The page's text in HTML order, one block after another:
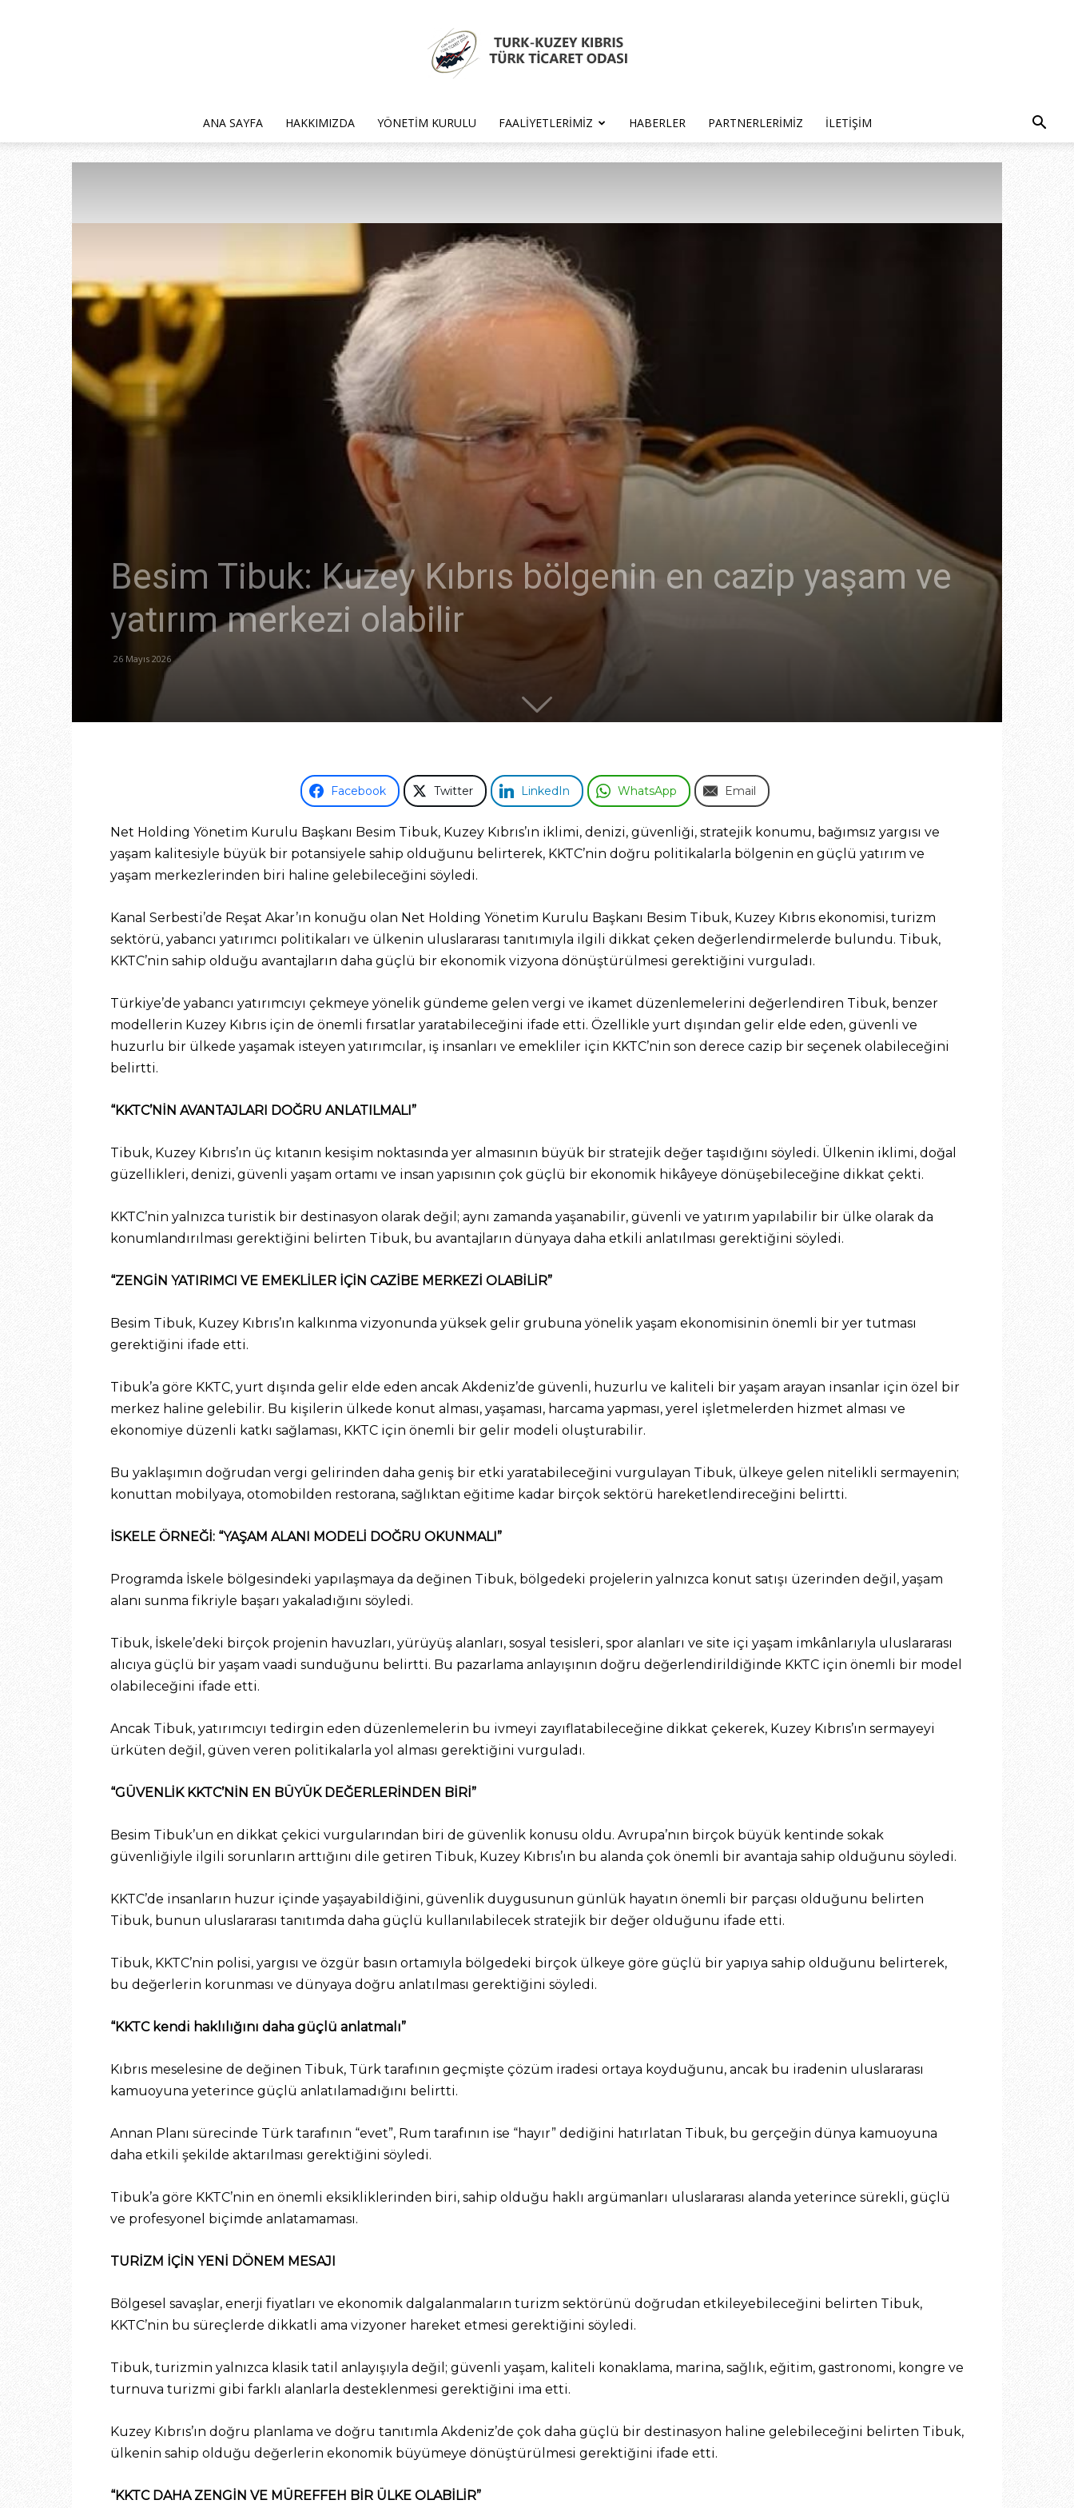
Kıbrıs
Ticaret
Odası
ANA SAYFA HAKKIMIZDA YÖNETIM KURULU FAALIYETLERIMIZ HABERLER PARTNERLERIMIZ İLETIŞIM
Besim Tibuk: Kuzey Kıbrıs bölgenin en cazip yaşam ve
yatırım merkezi olabilir
26 Mayıs 2026
Facebook Twitter LinkedIn WhatsApp Email
Net Holding Yönetim Kurulu Başkanı Besim Tibuk, Kuzey Kıbrıs’ın iklimi, denizi, güvenliği, stratejik konumu, bağımsız yargısı ve
yaşam kalitesiyle büyük bir potansiyele sahip olduğunu belirterek, KKTC’nin doğru politikalarla bölgenin en güçlü yatırım ve
yaşam merkezlerinden biri haline gelebileceğini söyledi.
Kanal Serbesti’de Reşat Akar’ın konuğu olan Net Holding Yönetim Kurulu Başkanı Besim Tibuk, Kuzey Kıbrıs ekonomisi, turizm
sektörü, yabancı yatırımcı politikaları ve ülkenin uluslararası tanıtımıyla ilgili dikkat çeken değerlendirmelerde bulundu. Tibuk,
KKTC’nin sahip olduğu avantajların daha güçlü bir ekonomik vizyona dönüştürülmesi gerektiğini vurguladı.
Türkiye’de yabancı yatırımcıyı çekmeye yönelik gündeme gelen vergi ve ikamet düzenlemelerini değerlendiren Tibuk, benzer
modellerin Kuzey Kıbrıs için de önemli fırsatlar yaratabileceğini ifade etti. Özellikle yurt dışından gelir elde eden, güvenli ve
huzurlu bir ülkede yaşamak isteyen yatırımcılar, iş insanları ve emekliler için KKTC’nin son derece cazip bir seçenek olabileceğini
belirtti.
“KKTC’NİN AVANTAJLARI DOĞRU ANLATILMALI”
Tibuk, Kuzey Kıbrıs’ın üç kıtanın kesişim noktasında yer almasının büyük bir stratejik değer taşıdığını söyledi. Ülkenin iklimi, doğal
güzellikleri, denizi, güvenli yaşam ortamı ve insan yapısının çok güçlü bir ekonomik hikâyeye dönüşebileceğine dikkat çekti.
KKTC’nin yalnızca turistik bir destinasyon olarak değil; aynı zamanda yaşanabilir, güvenli ve yatırım yapılabilir bir ülke olarak da
konumlandırılması gerektiğini belirten Tibuk, bu avantajların dünyaya daha etkili anlatılması gerektiğini söyledi.
“ZENGİN YATIRIMCI VE EMEKLİLER İÇİN CAZİBE MERKEZİ OLABİLİR”
Besim Tibuk, Kuzey Kıbrıs’ın kalkınma vizyonunda yüksek gelir grubuna yönelik yaşam ekonomisinin önemli bir yer tutması
gerektiğini ifade etti.
Tibuk’a göre KKTC, yurt dışında gelir elde eden ancak Akdeniz’de güvenli, huzurlu ve kaliteli bir yaşam arayan insanlar için özel bir
merkez haline gelebilir. Bu kişilerin ülkede konut alması, yaşaması, harcama yapması, yerel işletmelerden hizmet alması ve
ekonomiye düzenli katkı sağlaması, KKTC için önemli bir gelir modeli oluşturabilir.
Bu yaklaşımın doğrudan vergi gelirinden daha geniş bir etki yaratabileceğini vurgulayan Tibuk, ülkeye gelen nitelikli sermayenin;
konuttan mobilyaya, otomobilden restorana, sağlıktan eğitime kadar birçok sektörü hareketlendireceğini belirtti.
İSKELE ÖRNEĞİ: “YAŞAM ALANI MODELİ DOĞRU OKUNMALI”
Programda İskele bölgesindeki yapılaşmaya da değinen Tibuk, bölgedeki projelerin yalnızca konut satışı üzerinden değil, yaşam
alanı sunma fikriyle başarı yakaladığını söyledi.
Tibuk, İskele’deki birçok projenin havuzları, yürüyüş alanları, sosyal tesisleri, spor alanları ve site içi yaşam imkânlarıyla uluslararası
alıcıya güçlü bir yaşam vaadi sunduğunu belirtti. Bu pazarlama anlayışının doğru değerlendirildiğinde KKTC için önemli bir model
olabileceğini ifade etti.
Ancak Tibuk, yatırımcıyı tedirgin eden düzenlemelerin bu ivmeyi zayıflatabileceğine dikkat çekerek, Kuzey Kıbrıs’ın sermayeyi
ürküten değil, güven veren politikalarla yol alması gerektiğini vurguladı.
“GÜVENLİK KKTC’NİN EN BÜYÜK DEĞERLERİNDEN BİRİ”
Besim Tibuk’un en dikkat çekici vurgularından biri de güvenlik konusu oldu. Avrupa’nın birçok büyük kentinde sokak
güvenliğiyle ilgili sorunların arttığını dile getiren Tibuk, Kuzey Kıbrıs’ın bu alanda çok önemli bir avantaja sahip olduğunu söyledi.
KKTC’de insanların huzur içinde yaşayabildiğini, güvenlik duygusunun günlük hayatın önemli bir parçası olduğunu belirten
Tibuk, bunun uluslararası tanıtımda daha güçlü kullanılabilecek stratejik bir değer olduğunu ifade etti.
Tibuk, KKTC’nin polisi, yargısı ve özgür basın ortamıyla bölgedeki birçok ülkeye göre güçlü bir yapıya sahip olduğunu belirterek,
bu değerlerin korunması ve dünyaya doğru anlatılması gerektiğini söyledi.
“KKTC kendi haklılığını daha güçlü anlatmalı”
Kıbrıs meselesine de değinen Tibuk, Türk tarafının geçmişte çözüm iradesi ortaya koyduğunu, ancak bu iradenin uluslararası
kamuoyuna yeterince güçlü anlatılamadığını belirtti.
Annan Planı sürecinde Türk tarafının “evet”, Rum tarafının ise “hayır” dediğini hatırlatan Tibuk, bu gerçeğin dünya kamuoyuna
daha etkili şekilde aktarılması gerektiğini söyledi.
Tibuk’a göre KKTC’nin en önemli eksikliklerinden biri, sahip olduğu haklı argümanları uluslararası alanda yeterince sürekli, güçlü
ve profesyonel biçimde anlatamaması.
TURİZM İÇİN YENİ DÖNEM MESAJI
Bölgesel savaşlar, enerji fiyatları ve ekonomik dalgalanmaların turizm sektörünü doğrudan etkileyebileceğini belirten Tibuk,
KKTC’nin bu süreçlerde dikkatli ama vizyoner hareket etmesi gerektiğini söyledi.
Tibuk, turizmin yalnızca klasik tatil anlayışıyla değil; güvenli yaşam, kaliteli konaklama, marina, sağlık, eğitim, gastronomi, kongre ve
turnuva turizmi gibi farklı alanlarla desteklenmesi gerektiğini ima etti.
Kuzey Kıbrıs’ın doğru planlama ve doğru tanıtımla Akdeniz’de çok daha güçlü bir destinasyon haline gelebileceğini belirten Tibuk,
ülkenin sahip olduğu değerlerin ekonomik büyümeye dönüştürülmesi gerektiğini ifade etti.
“KKTC DAHA ZENGİN VE MÜREFFEH BİR ÜLKE OLABİLİR”